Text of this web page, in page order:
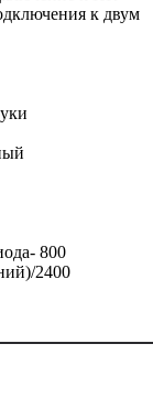
к двум
800
2400